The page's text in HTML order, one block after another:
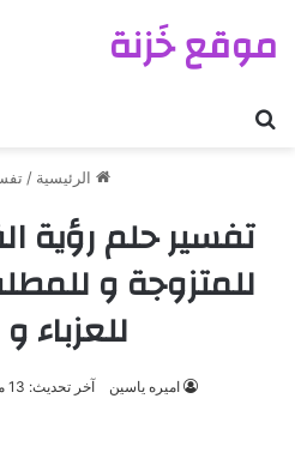
موقع خَزنة
الرئيسية /
تفسير حلم رؤية
للمتزوجة و
للعزباء
اميره ياسين آخر تحديث: 13 مايو، 2025